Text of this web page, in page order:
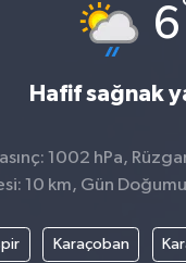
6
Hafif sağnak
1002 hPa,
10 km, Gün
Karaçoban